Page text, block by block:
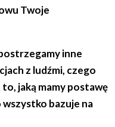
Twoje
inne
z ludźmi, czego
jaką mamy postawę
bazuje na